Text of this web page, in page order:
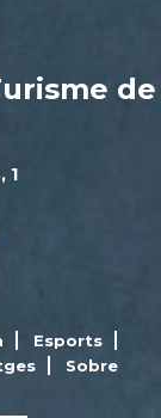
de
1
Esports
Sobre